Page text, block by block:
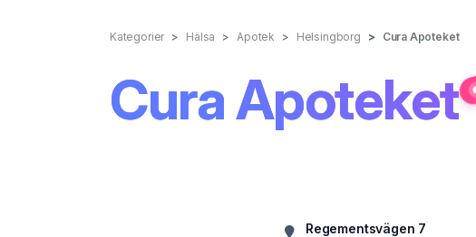
Kategorier Hälsa Apotek Helsingborg Cura Apoteket
Cura Apoteket
Regementsvägen 7